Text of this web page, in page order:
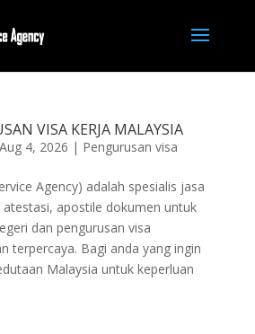
VISA KERJA MALAYSIA
Aug 4, 2026 | Pengurusan visa
Agency) adalah spesialis jasa
apostile dokumen untuk
dan pengurusan visa
terpercaya. Bagi anda yang ingin
Malaysia untuk keperluan